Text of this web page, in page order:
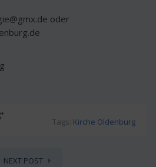
oder
Tags: Kirche Oldenburg
NEXT POST